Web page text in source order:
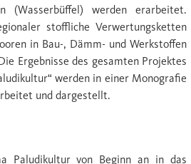
(Wasserbüffel) werden erarbeitet.
stoffliche Verwertungsketten
in Bau-, Dämm- und Werkstoffen
Ergebnisse des gesamten Projektes
werden in einer Monografie
und dargestellt.
Paludikultur von Beginn an in das